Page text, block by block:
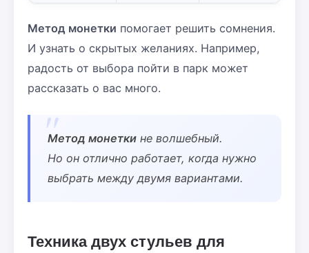
Метод монетки помогает решить сомнения.
И узнать о скрытых желаниях. Например,
радость от выбора пойти в парк может
рассказать о вас много.
Метод монетки не волшебный.
Но он отлично работает, когда нужно
выбрать между двумя вариантами.
Техника двух стульев для